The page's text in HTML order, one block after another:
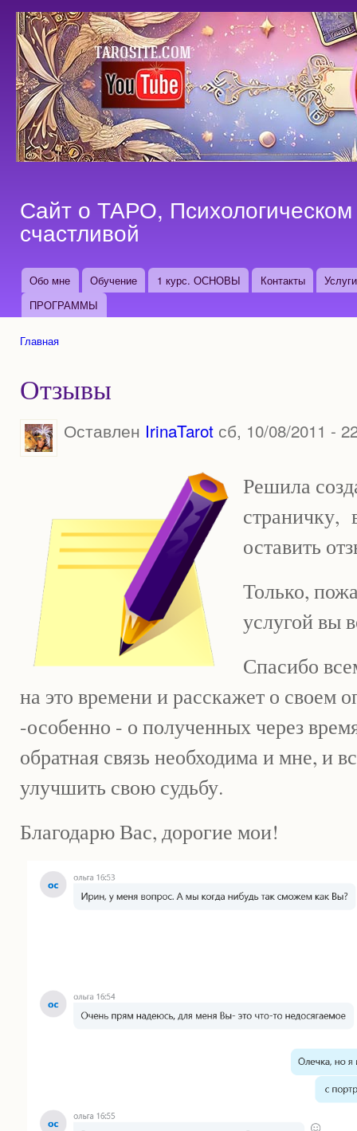
Сайт о ТАРО,
счастливой
Основные ссылки
Обо мне Обучение 1 курс. ОСНОВЫ Контакты
Услуги
ПРОГРАММЫ
Главная
Отзывы
Оставлен IrinaTarotсб, 10/08/2011 -
Решила
страничку,
оставить
Только,
услугой вы
Спасибо
на это времени и расскажет о своем
-особенно - о полученных через
обратная связь необходима и мне, и
улучшить свою судьбу.
Благодарю Вас, дорогие мои!